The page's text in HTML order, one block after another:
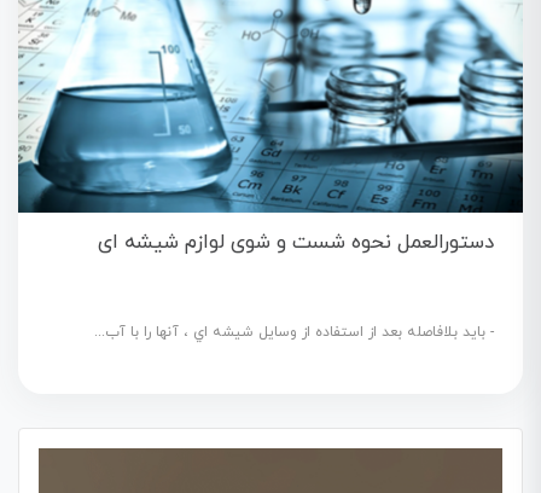
دستورالعمل نحوه شست و شوی لوازم شیشه ای
- باید بلافاصله بعد از استفاده از وسایل شیشه اي ، آنها را با آب...